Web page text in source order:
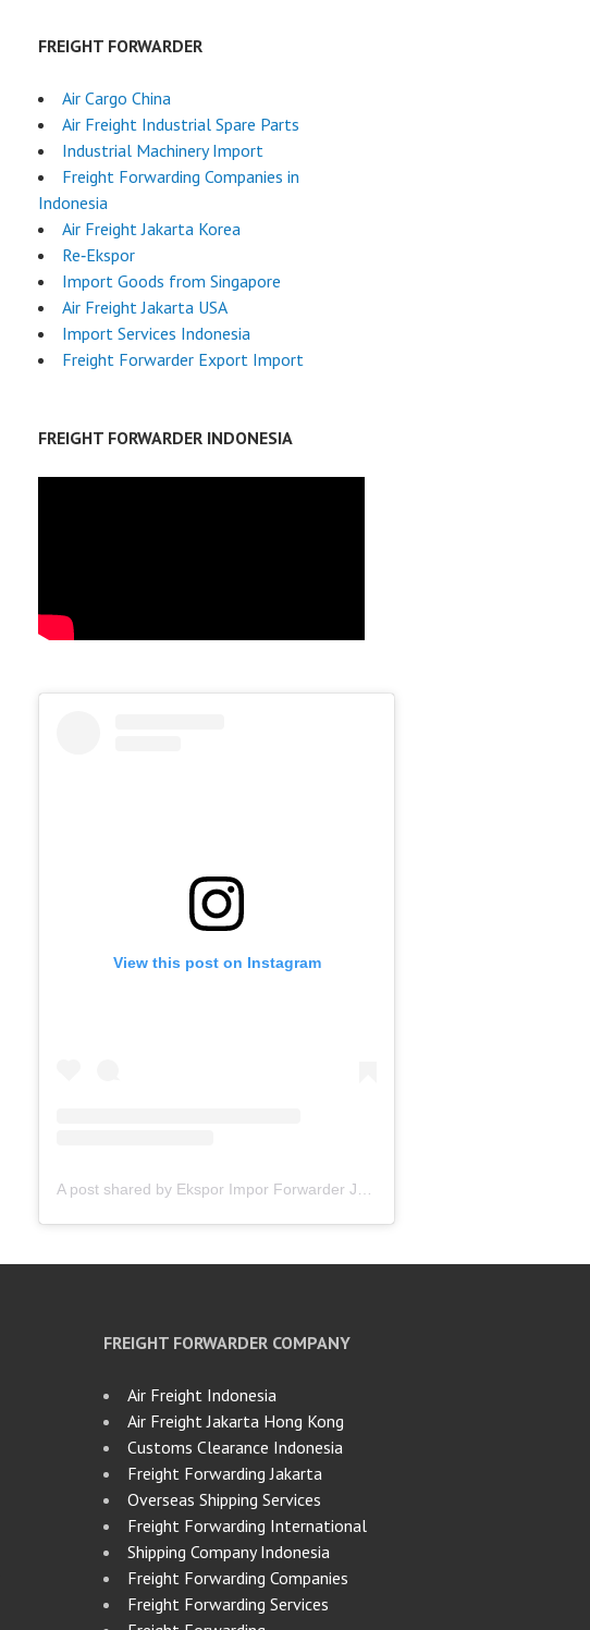
FREIGHT FORWARDER
Air Cargo China
Air Freight Industrial Spare Parts
Industrial Machinery Import
Freight Forwarding Companies in
Indonesia
Air Freight Jakarta Korea
Re‑Ekspor
Import Goods from Singapore
Air Freight Jakarta USA
Import Services Indonesia
Freight Forwarder Export Import
FREIGHT FORWARDER INDONESIA
View this post on Instagram
FREIGHT FORWARDER COMPANY
Air Freight Indonesia
Air Freight Jakarta Hong Kong
Customs Clearance Indonesia
Freight Forwarding Jakarta
Overseas Shipping Services
Freight Forwarding International
Shipping Company Indonesia
Freight Forwarding Companies
Freight Forwarding Services